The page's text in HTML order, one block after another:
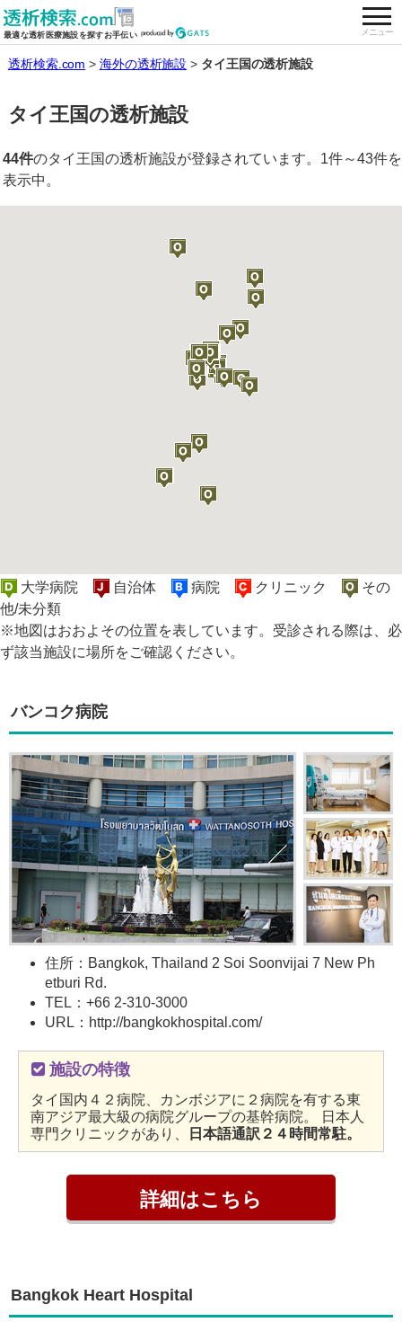
最適な透析医療施設を探すお手伝い メニュー
全国の透析施設を検索する
透析検索.com 海外の透析施設 タイ王国の透析施設
タイ王国の透析施設
44件のタイ王国の透析施設が登録されています。1件～43件を
表示中。
大学病院 自治体 病院 クリニック
その
他/未分類
※地図はおおよその位置を表しています。受診される際は、必
ず該当施設に場所をご確認ください。
バンコク病院
住所：Bangkok, Thailand 2 Soi Soonvijai 7 New Ph
etburi Rd.
TEL：+66 2-310-3000
URL：http://bangkokhospital.com/
施設の特徴
タイ国内４２病院、カンボジアに２病院を有する東
南アジア最大級の病院グループの基幹病院。 日本人
専門クリニックがあり、
日本語通訳２４時間常駐。
詳細はこちら
Bangkok Heart Hospital